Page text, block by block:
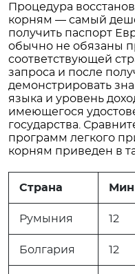
Процедура
корням — самый
получить паспорт
обычно не обязаны
соответствующей
запроса и после
демонстрировать
языка и уровень
имеющегося
государства.
программ легкого
корням приведен в
Страна
Румыния 12
Болгария 12